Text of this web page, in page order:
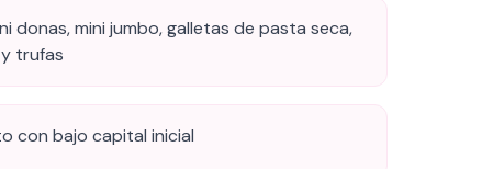
donas, mini jumbo, galletas de pasta seca,
trufas
con bajo capital inicial